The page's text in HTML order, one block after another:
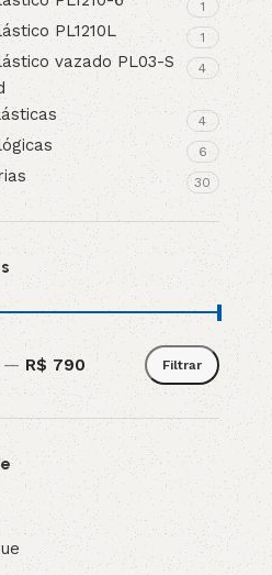
1
PL1210L 1
vazado PL03-S
4
4
6
30
Filtrar
—R$ 790